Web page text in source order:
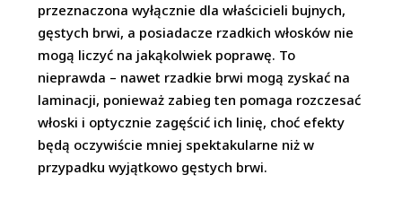
przeznaczona wyłącznie dla właścicieli bujnych,
gęstych brwi, a posiadacze rzadkich włosków nie
mogą liczyć na jakąkolwiek poprawę. To
nieprawda – nawet rzadkie brwi mogą zyskać na
laminacji, ponieważ zabieg ten pomaga rozczesać
włoski i optycznie zagęścić ich linię, choć efekty
będą oczywiście mniej spektakularne niż w
przypadku wyjątkowo gęstych brwi.